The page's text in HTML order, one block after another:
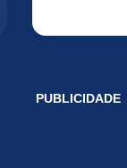
PUBLICIDADE